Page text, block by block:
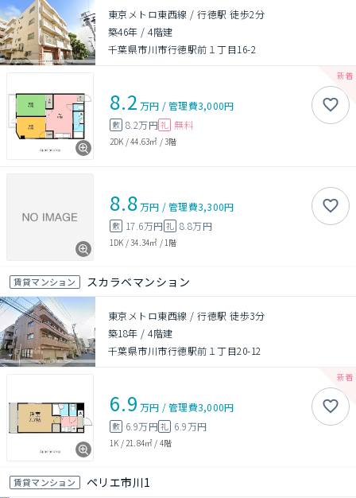
東京メトロ東西線 / 行徳駅 徒歩2分
築46年 /4階建
千葉県市川市行徳駅前１丁目16-2
8.2 万円 /管理費3,000円
敷 8.2万円 礼 無料
2DK /44.63㎡ /3階
8.8万円 /管理費3,300円
敷 17.6万円 礼 8.8万円
1DK /34.34㎡ / 1階
賃貸マンション スカラベマンション
東京メトロ東西線 / 行徳駅 徒歩3分
築18年 /4階建
千葉県市川市行徳駅前１丁目20-12
6.9 万円 /管理費3,000円
敷 6.9万円礼 6.9万円
1K / 21.84㎡ / 4階
賃貸マンション ペリエ市川1